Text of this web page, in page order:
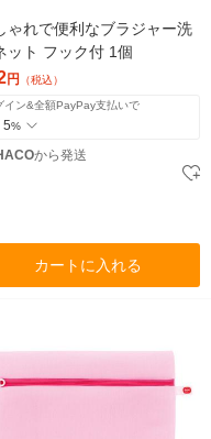
ゃれで便利なブラジャー洗
ット フック付 1個
円 （税込）
イン&全額PayPay支払いで
5%
から発送
カートに入れる